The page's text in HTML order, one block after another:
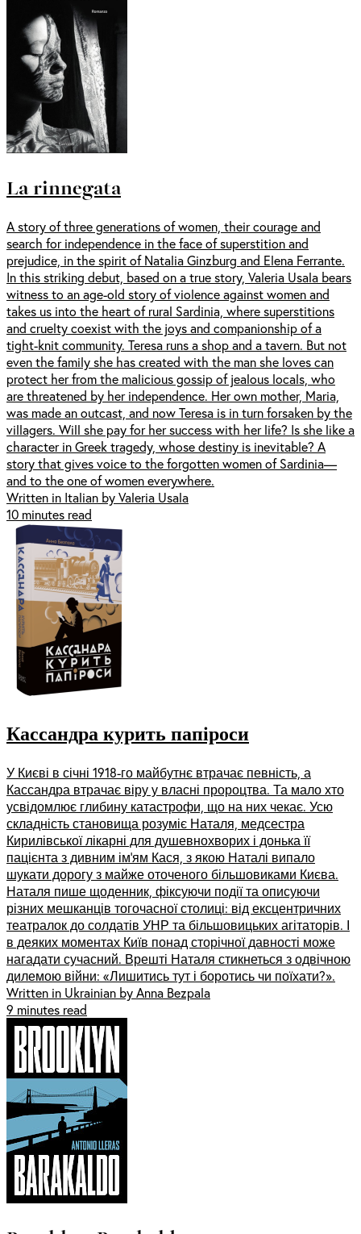
La rinnegata
A story of three generations of women, their courage and
search for independence in the face of superstition and
prejudice, in the spirit of Natalia Ginzburg and Elena Ferrante.
In this striking debut, based on a true story, Valeria Usala bears
witness to an age-old story of violence against women and
takes us into the heart of rural Sardinia, where superstitions
and cruelty coexist with the joys and companionship of a
tight-knit community. Teresa runs a shop and a tavern. But not
even the family she has created with the man she loves can
protect her from the malicious gossip of jealous locals, who
are threatened by her independence. Her own mother, Maria,
was made an outcast, and now Teresa is in turn forsaken by the
villagers. Will she pay for her success with her life? Is she like a
character in Greek tragedy, whose destiny is inevitable? A
story that gives voice to the forgotten women of Sardinia—
and to the one of women everywhere.
Written in Italian by Valeria Usala
10 minutes read
Кассандра курить папіроси
У Києві в січні 1918-го майбутнє втрачає певність, а
Кассандра втрачає віру у власні пророцтва. Та мало хто
усвідомлює глибину катастрофи, що на них чекає. Усю
складність становища розуміє Наталя, медсестра
Кирилівської лікарні для душевнохворих і донька її
пацієнта з дивним ім’ям Кася, з якою Наталі випало
шукати дорогу з майже оточеного більшовиками Києва.
Наталя пише щоденник, фіксуючи події та описуючи
різних мешканців тогочасної столиці: від ексцентричних
театралок до солдатів УНР та більшовицьких агітаторів. І
в деяких моментах Київ понад сторічної давності може
нагадати сучасний. Врешті Наталя стикнеться з одвічною
дилемою війни: «Лишитись тут і боротись чи поїхати?».
Written in Ukrainian by Anna Bezpala
9 minutes read